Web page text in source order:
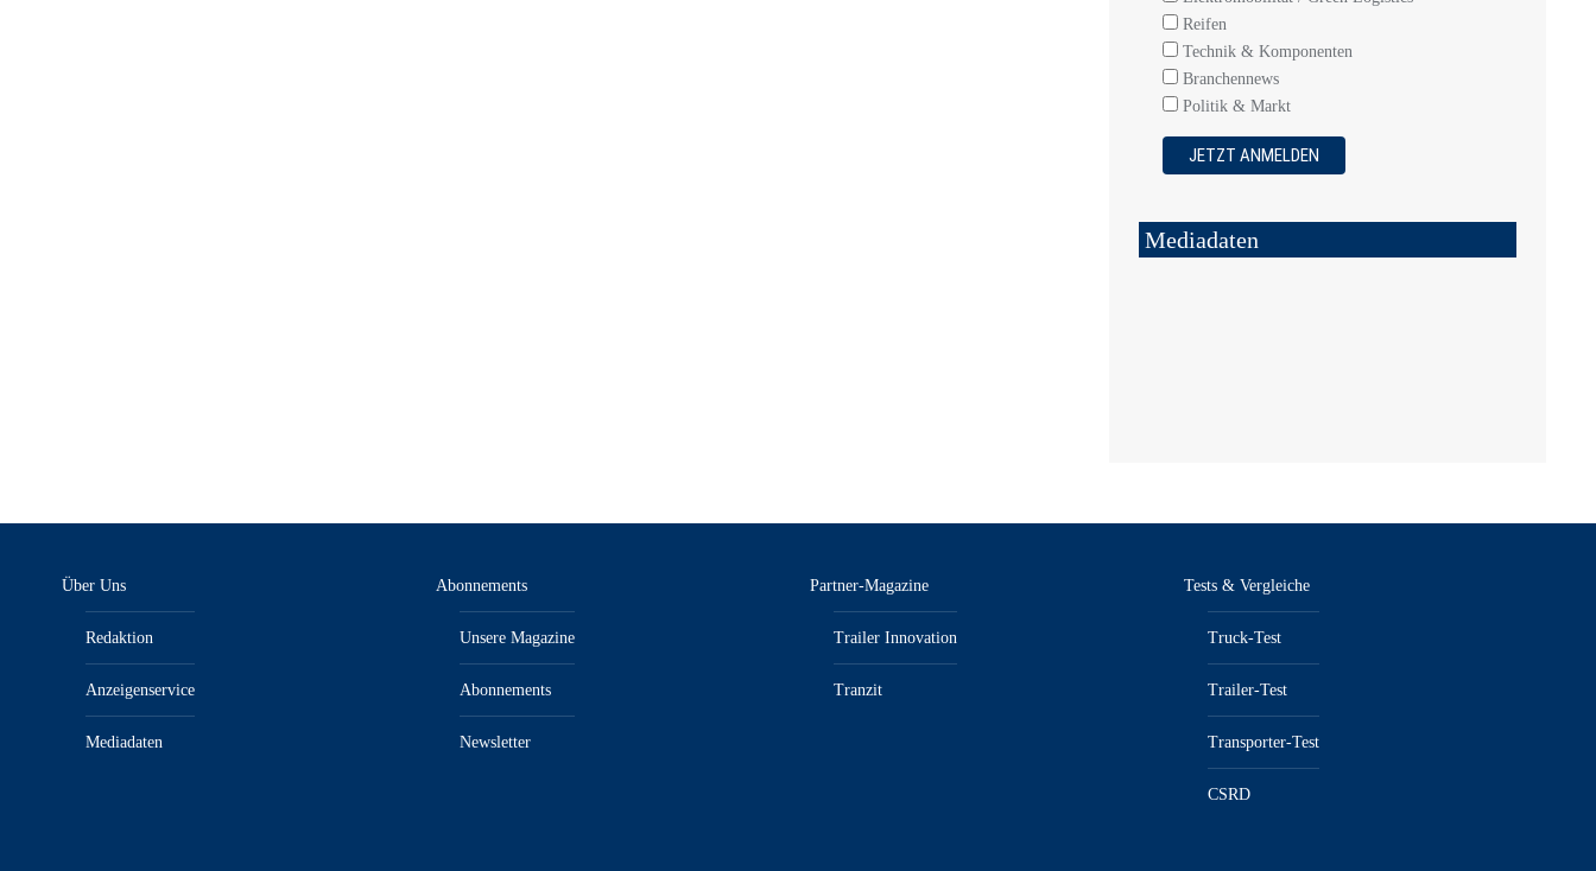
Reifen
Technik & Komponenten
Branchennews
Politik & Markt
Mediadaten
Über Uns
Redaktion
Anzeigenservice
Mediadaten
Abonnements
Unsere Magazine
Abonnements
Newsletter
Partner-Magazine
Trailer Innovation
Tranzit
Tests & Vergleiche
Truck-Test
Trailer-Test
Transporter-Test
CSRD